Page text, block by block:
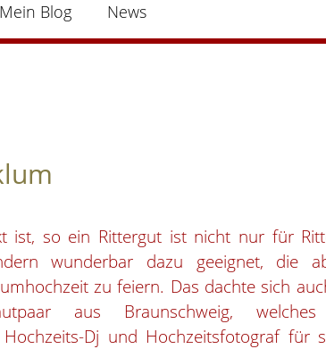
Mein Blog News
ist, so ein Rittergut ist nicht nur für
wunderbar dazu geeignet, die
zu feiern. Das dachte sich
aus Braunschweig,
Hochzeits-Dj und Hochzeitsfotograf für